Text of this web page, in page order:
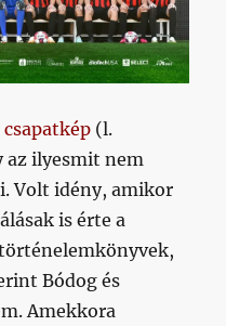
(l.
ilyesmit nem
Volt idény, amikor
is érte a
Bódog és
Amekkora